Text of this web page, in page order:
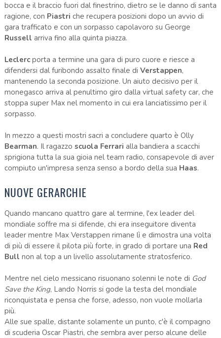
bocca e il braccio fuori dal finestrino, dietro se le danno di santa
ragione, con Piastri che recupera posizioni dopo un avvio di
gara trafficato e con un sorpasso capolavoro su George
Russell arriva fino alla quinta piazza.
Leclercporta a termine una gara di puro cuore e riesce a
difendersi dal furibondo assalto finale di Verstappen,
mantenendo la seconda posizione. Un aiuto decisivo per il
monegasco arriva al penultimo giro dalla virtual safety car, che
stoppa super Max nel momento in cui era lanciatissimo per il
sorpasso.
In mezzo a questi mostri sacri a concludere quarto è Olly
Bearman. Il ragazzo scuola Ferrari alla bandiera a scacchi
sprigiona tutta la sua gioia nel team radio, consapevole di aver
compiuto un'impresa senza senso a bordo della sua Haas.
NUOVE GERARCHIE
Quando mancano quattro gare al termine, l'ex leader del
mondiale soffre ma si difende, chi era inseguitore diventa
leader mentre Max Verstappen rimane lì e dimostra una volta
di più di essere il pilota più forte, in grado di portare una Red
Bull non al top a un livello assolutamente stratosferico.
Mentre nel cielo messicano risuonano solenni le note di God
Save the King, Lando Norris si gode la testa del mondiale
riconquistata e pensa che forse, adesso, non vuole mollarla
più.
Alle sue spalle, distante solamente un punto, c'è il compagno
di scuderia Oscar Piastri, che sembra aver perso alcune delle